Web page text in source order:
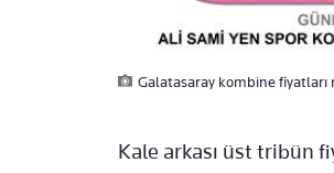
Galatasaray kombine fiyatları
Kale arkası üst tribün